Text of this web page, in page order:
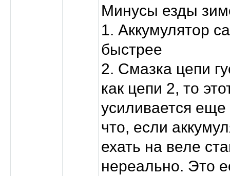
Минусы езды
1. Аккумулятор
быстрее
2. Смазка цепи
как цепи 2, то
усиливается еще
что, если
ехать на веле
нереально. Это